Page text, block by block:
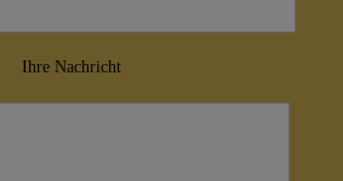
Ihre Nachricht